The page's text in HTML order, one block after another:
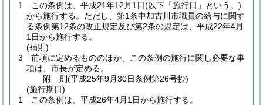
1
この条例は、平成21年12月1日(以下「施行日」という。)
から施行する。 ただし、第1条中加古川市職員の給与に関す
る条例第12条の改正規定及び第2条の規定は、平成22年4月
1日から施行する。
(補則)
3
前項に定めるもののほか、この条例の施行に関し必要な事
項は、市長が定める。
附 則(平成25年9月30日条例第26号抄)
(施行期日)
1
この条例は、平成26年4月1日から施行する。